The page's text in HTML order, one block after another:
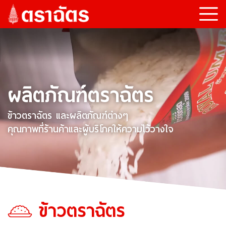
ผลิตภัณฑ์ตราฉัตร
ข้าวตราฉัตร และผลิตภัณฑ์ต่างๆ
คุณภาพที่ร้านค้าและผู้บริโภคให้ความไว้วางใจ
ข้าวตราฉัตร